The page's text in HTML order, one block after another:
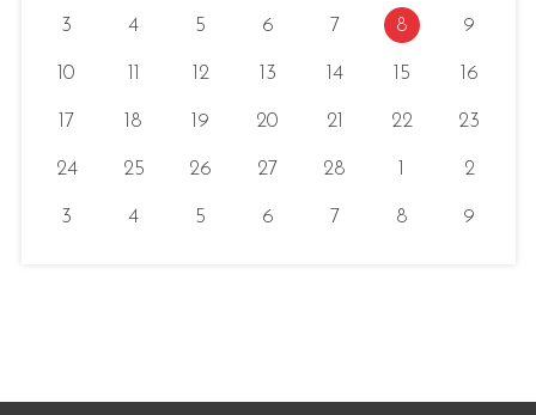
3 4 5 6 7 8 9
10 11 12 13 14 15 16
17 18 19 20 21 22 23
24 25 26 27 28 1 2
3 4 5 6 7 8 9